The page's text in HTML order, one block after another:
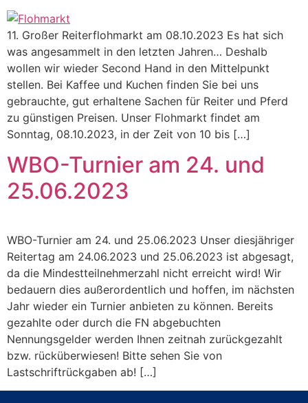
11. Großer Reiterflohmarkt am 08.10.2023 Es hat sich
was angesammelt in den letzten Jahren… Deshalb
wollen wir wieder Second Hand in den Mittelpunkt
stellen. Bei Kaffee und Kuchen finden Sie bei uns
gebrauchte, gut erhaltene Sachen für Reiter und Pferd
zu günstigen Preisen. Unser Flohmarkt findet am
Sonntag, 08.10.2023, in der Zeit von 10 bis […]
WBO-Turnier am 24. und
25.06.2023
WBO-Turnier am 24. und 25.06.2023 Unser diesjähriger
Reitertag am 24.06.2023 und 25.06.2023 ist abgesagt,
da die Mindestteilnehmerzahl nicht erreicht wird! Wir
bedauern dies außerordentlich und hoffen, im nächsten
Jahr wieder ein Turnier anbieten zu können. Bereits
gezahlte oder durch die FN abgebuchten
Nennungsgelder werden Ihnen zeitnah zurückgezahlt
bzw. rücküberwiesen! Bitte sehen Sie von
Lastschriftrückgaben ab! […]